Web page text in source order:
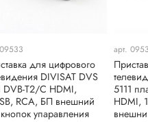
для цифрового
DIVISAT DVS
DVB-T2/C HDMI,
RCA, БП внешний
упаравления
арт.
5111
HDMI,